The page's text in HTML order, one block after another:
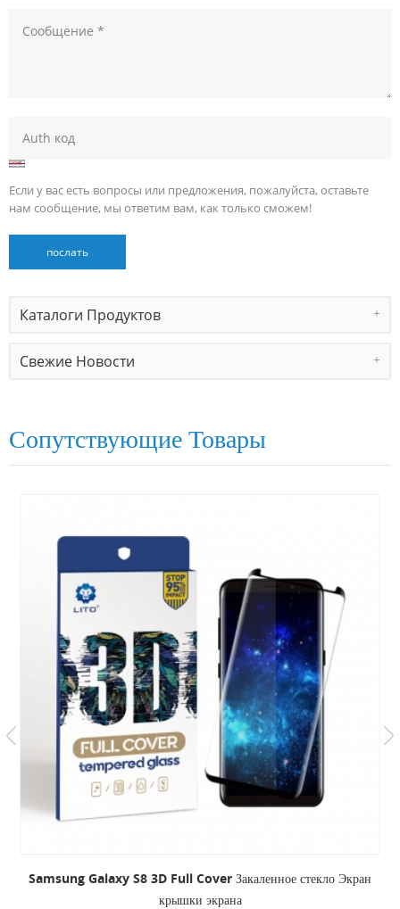
Если у вас есть вопросы или предложения, пожалуйста, оставьте
нам сообщение, мы ответим вам, как только сможем!
Каталоги Продуктов
Свежие Новости
Сопутствующие Товары
Samsung Galaxy S8 3D Full Cover Закаленное стекло Экран
крышки экрана